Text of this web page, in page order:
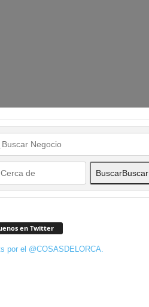
BuscarBuscar
en Twitter
por el @COSASDELORCA.